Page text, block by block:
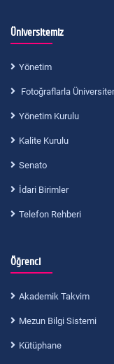
Üniversitemiz
Yönetim
Fotoğraflarla
Yönetim Kurulu
Kalite Kurulu
Senato
İdari Birimler
Telefon Rehberi
Öğrenci
Akademik Takvim
Mezun Bilgi Sistemi
Kütüphane